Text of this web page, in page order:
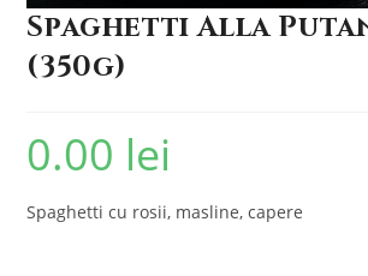
Spaghetti Alla
(350g)
0.00 lei
Spaghetti cu rosii, masline, capere